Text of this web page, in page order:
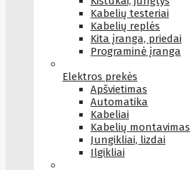
Kabelių testeriai
Kabelių replės
Kita įranga, priedai
Programinė įranga
Elektros prekės
Apšvietimas
Automatika
Kabeliai
Kabelių montavimas
Jungikliai, lizdai
Ilgikliai